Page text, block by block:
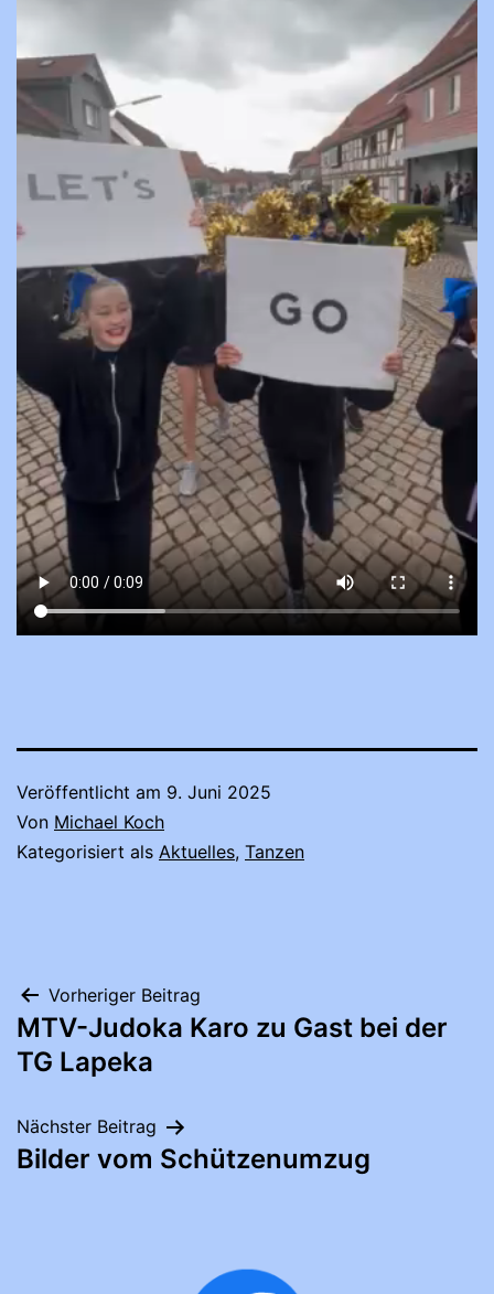
Veröffentlicht am 9. Juni 2025
Von Michael Koch
Kategorisiert als Aktuelles, Tanzen
Beitragsnavigation
Vorheriger Beitrag
MTV-Judoka Karo zu Gast bei der
TG Lapeka
Nächster Beitrag
Bilder vom Schützenumzug